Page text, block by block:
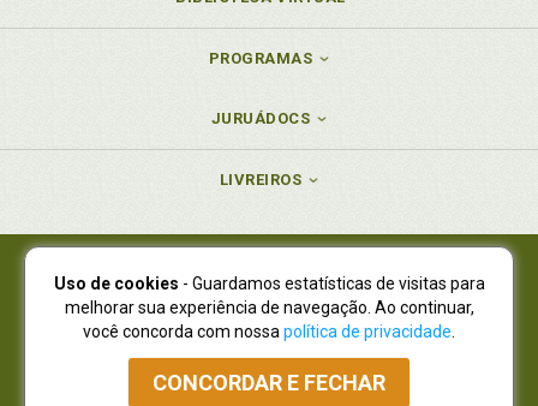
PROGRAMAS
JURUÁDOCS
LIVREIROS
Juruá Editora Ltda., CNPJ 77.535.508/0001-19
Juruá Informática Ltda., CNPJ 01.701.561/0001-80
NOVO ENDEREÇO:R. Flávio Dallegrave, 7665, São Lourenço |
Curitiba - Paraná - CEP 82210-310
Atendimento: (41) 4009-3900|Vendas Atacado: (41) 4009-3939
Uso de cookies - Guardamos estatísticas de visitas para
melhorar sua experiência de navegação. Ao continuar,
você concorda com nossa política de privacidade
CONCORDAR E FECHAR